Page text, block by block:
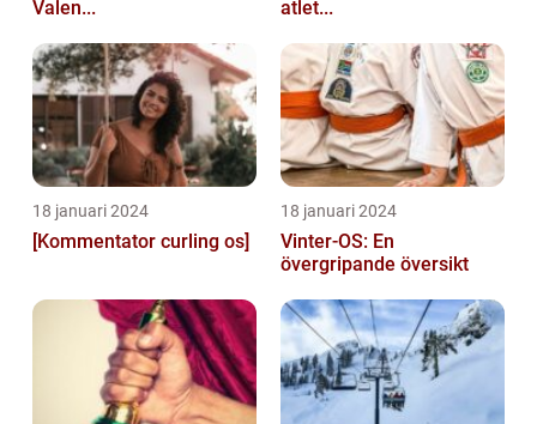
Valen...
atlet...
18 januari 2024
[Kommentator curling os]
18 januari 2024
Vinter-OS: En
övergripande översikt